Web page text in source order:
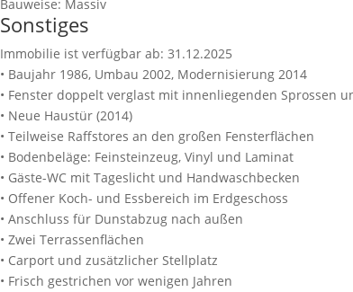
Bauweise: Massiv
Sonstiges
Immobilie ist verfügbar ab: 31.12.2025
• Baujahr 1986, Umbau 2002, Modernisierung 2014
• Fenster doppelt verglast mit innenliegenden Sprossen
• Neue Haustür (2014)
• Teilweise Raffstores an den großen Fensterflächen
• Bodenbeläge: Feinsteinzeug, Vinyl und Laminat
• Gäste-WC mit Tageslicht und Handwaschbecken
• Offener Koch- und Essbereich im Erdgeschoss
• Anschluss für Dunstabzug nach außen
• Zwei Terrassenflächen
• Carport und zusätzlicher Stellplatz
• Frisch gestrichen vor wenigen Jahren